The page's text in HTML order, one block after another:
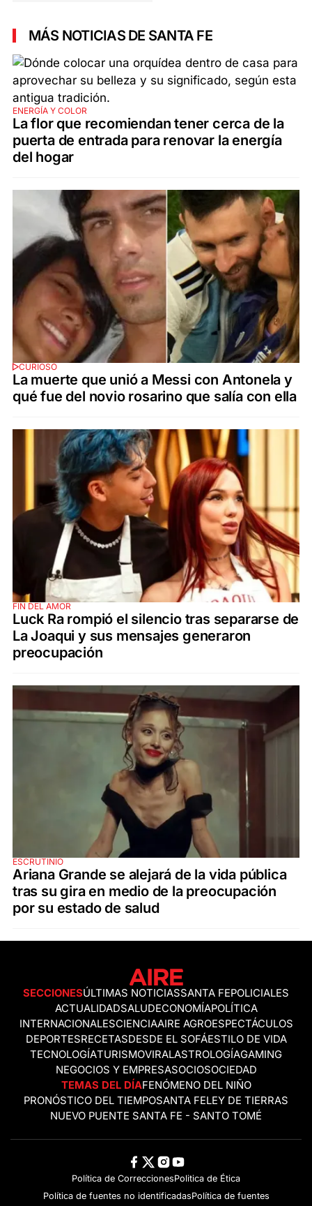
MÁS NOTICIAS DE SANTA FE
ENERGÍA Y COLOR
La flor que recomiendan tener cerca de la
puerta de entrada para renovar la energía
del hogar
CURIOSO
La muerte que unió a Messi con Antonela y
qué fue del novio rosarino que salía con ella
FIN DEL AMOR
Luck Ra rompió el silencio tras separarse de
La Joaqui y sus mensajes generaron
preocupación
ESCRUTINIO
Ariana Grande se alejará de la vida pública
tras su gira en medio de la preocupación
por su estado de salud
SECCIONESÚLTIMAS NOTICIASSANTA FEPOLICIALES
ACTUALIDADSALUDECONOMÍAPOLÍTICA
INTERNACIONALESCIENCIAAIRE AGROESPECTÁCULOS
DEPORTESRECETASDESDE EL SOFÁESTILO DE VIDA
TECNOLOGÍATURISMOVIRALASTROLOGÍAGAMING
NEGOCIOS Y EMPRESASOCIOSOCIEDAD
TEMAS DEL DÍAFENÓMENO DEL NIÑO
PRONÓSTICO DEL TIEMPOSANTA FELEY DE TIERRAS
NUEVO PUENTE SANTA FE - SANTO TOMÉ
Política de CorreccionesPolitica de Ética
Política de fuentes no identificadasPolítica de fuentes